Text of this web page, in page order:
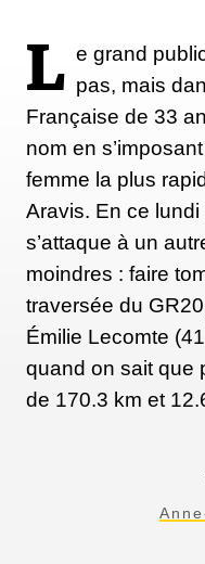
L e grand
pas, mais
Française de 33
nom en
femme la plus
Aravis. En ce
s’attaque à un
moindres : faire
traversée du
Émilie Lecomte
quand on sait que
de 170.3 km et